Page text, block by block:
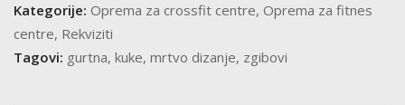
Kategorije: Oprema za crossfit centre, Oprema za fitnes
centre, Rekviziti
Tagovi: gurtna, kuke, mrtvo dizanje, zgibovi